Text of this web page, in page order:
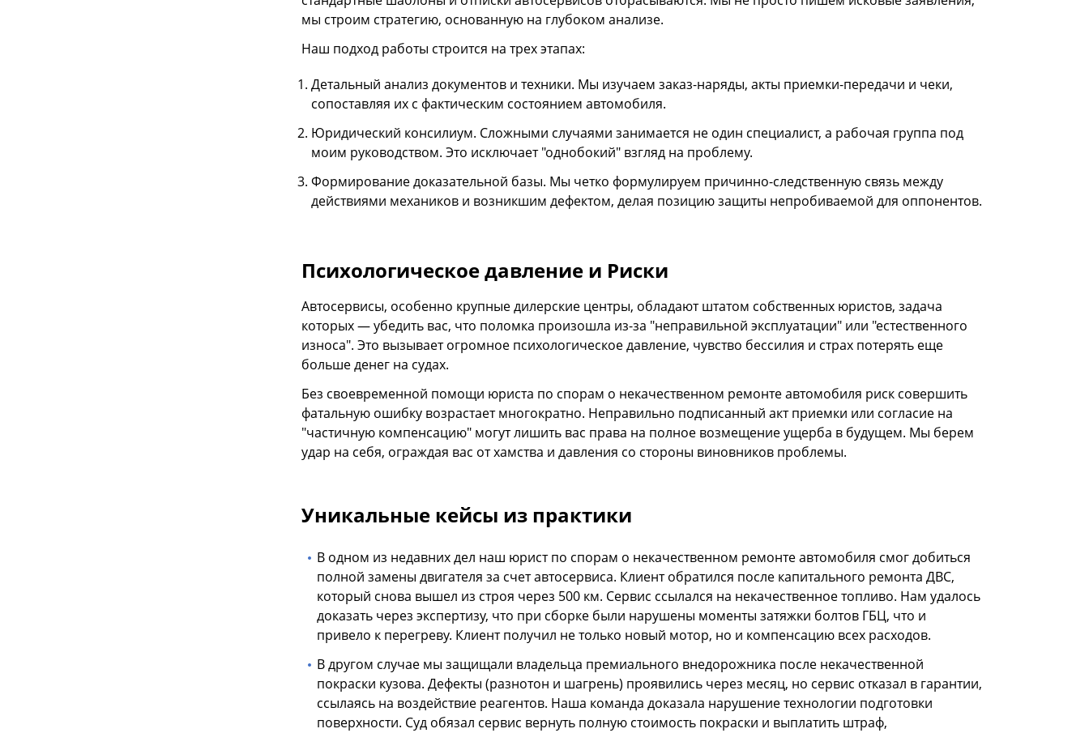
мы строим стратегию, основанную на глубоком анализе.
Наш подход работы строится на трех этапах:
Детальный анализ документов и техники. Мы изучаем заказ-наряды, акты приемки-передачи и чеки,
сопоставляя их с фактическим состоянием автомобиля.
Юридический консилиум. Сложными случаями занимается не один специалист, а рабочая группа под
моим руководством. Это исключает "однобокий" взгляд на проблему.
Формирование доказательной базы. Мы четко формулируем причинно-следственную связь между
действиями механиков и возникшим дефектом, делая позицию защиты непробиваемой для оппонентов.
Психологическое давление и Риски
Автосервисы, особенно крупные дилерские центры, обладают штатом собственных юристов, задача
которых — убедить вас, что поломка произошла из-за "неправильной эксплуатации" или "естественного
износа". Это вызывает огромное психологическое давление, чувство бессилия и страх потерять еще
больше денег на судах.
Без своевременной помощи юриста по спорам о некачественном ремонте автомобиля риск совершить
фатальную ошибку возрастает многократно. Неправильно подписанный акт приемки или согласие на
"частичную компенсацию" могут лишить вас права на полное возмещение ущерба в будущем. Мы берем
удар на себя, ограждая вас от хамства и давления со стороны виновников проблемы.
Уникальные кейсы из практики
В одном из недавних дел наш юрист по спорам о некачественном ремонте автомобиля смог добиться
полной замены двигателя за счет автосервиса. Клиент обратился после капитального ремонта ДВС,
который снова вышел из строя через 500 км. Сервис ссылался на некачественное топливо. Нам удалось
доказать через экспертизу, что при сборке были нарушены моменты затяжки болтов ГБЦ, что и
привело к перегреву. Клиент получил не только новый мотор, но и компенсацию всех расходов.
В другом случае мы защищали владельца премиального внедорожника после некачественной
покраски кузова. Дефекты (разнотон и шагрень) проявились через месяц, но сервис отказал в гарантии,
ссылаясь на воздействие реагентов. Наша команда доказала нарушение технологии подготовки
поверхности. Суд обязал сервис вернуть полную стоимость покраски и выплатить штраф,